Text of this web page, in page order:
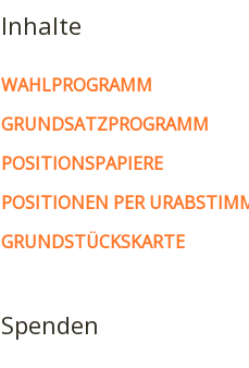
Inhalte
WAHLPROGRAMM
GRUNDSATZPROGRAMM
POSITIONSPAPIERE
POSITIONEN PER
GRUNDSTÜCKSKARTE
Spenden